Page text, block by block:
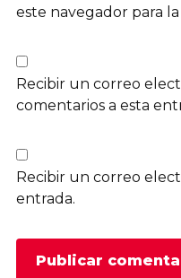
este navegador para
Recibir un correo
comentarios a esta
Recibir un correo
entrada.